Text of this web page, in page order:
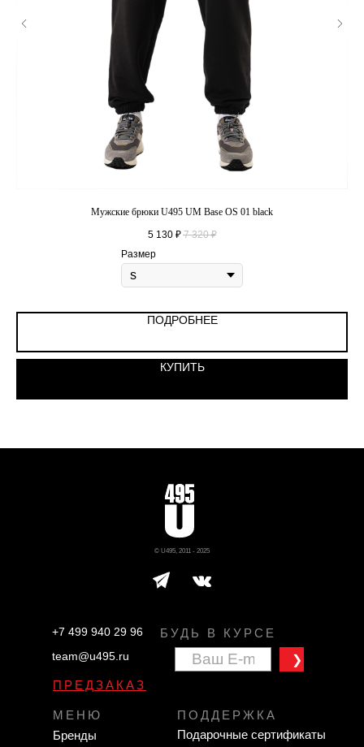
Мужские брюки U495 UM Base OS 01 black
5 130 ₽ 7 320 ₽
Размер
ПОДРОБНЕЕ
КУПИТЬ
❯
© U495, 2011 - 2025
ПОДДЕРЖКА
МЕНЮ
Подарочные сертификаты
Бренды
team@u495.ru
+7 499 940 29 96 БУДЬ В КУРСЕ
ПРЕДЗАКАЗ